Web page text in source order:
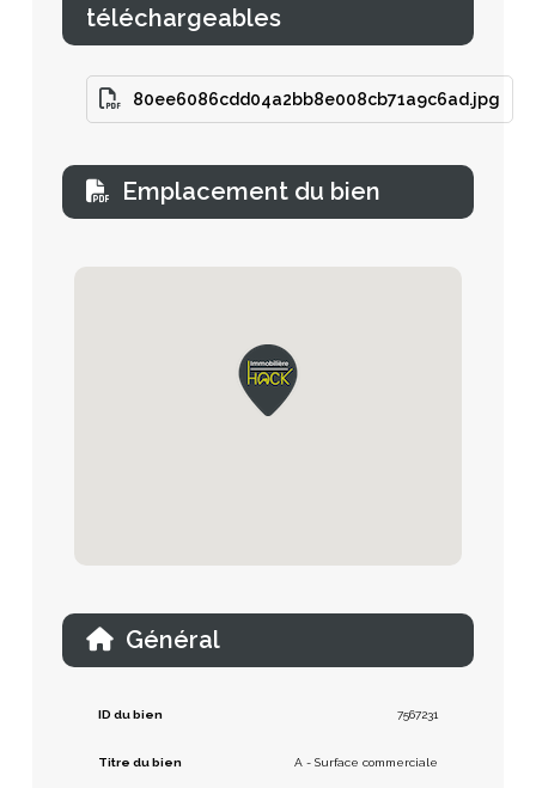
téléchargeables
80ee6086cdd04a2bb8e008cb71a9c6ad.jpg
Emplacement du bien
Général
ID du bien 7567231
Titre du bien A - Surface commerciale